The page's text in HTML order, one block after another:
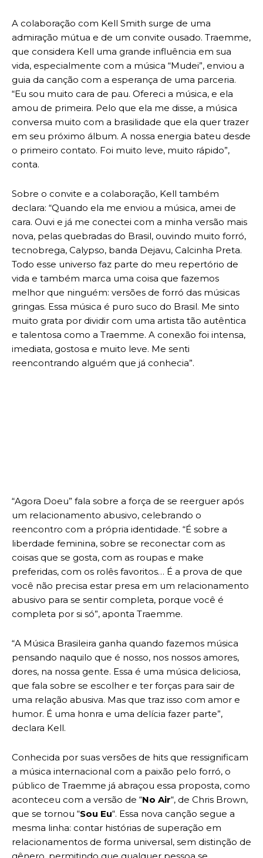
A colaboração com Kell Smith surge de uma
admiração mútua e de um convite ousado. Traemme,
que considera Kell uma grande influência em sua
vida, especialmente com a música “Mudei”, enviou a
guia da canção com a esperança de uma parceria.
“Eu sou muito cara de pau. Ofereci a música, e ela
amou de primeira. Pelo que ela me disse, a música
conversa muito com a brasilidade que ela quer trazer
em seu próximo álbum. A nossa energia bateu desde
o primeiro contato. Foi muito leve, muito rápido”,
conta.
Sobre o convite e a colaboração, Kell também
declara: “Quando ela me enviou a música, amei de
cara. Ouvi e já me conectei com a minha versão mais
nova, pelas quebradas do Brasil, ouvindo muito forró,
tecnobrega, Calypso, banda Dejavu, Calcinha Preta.
Todo esse universo faz parte do meu repertório de
vida e também marca uma coisa que fazemos
melhor que ninguém: versões de forró das músicas
gringas. Essa música é puro suco do Brasil. Me sinto
muito grata por dividir com uma artista tão autêntica
e talentosa como a Traemme. A conexão foi intensa,
imediata, gostosa e muito leve. Me senti
reencontrando alguém que já conhecia”.
“Agora Doeu” fala sobre a força de se reerguer após
um relacionamento abusivo, celebrando o
reencontro com a própria identidade. “É sobre a
liberdade feminina, sobre se reconectar com as
coisas que se gosta, com as roupas e make
preferidas, com os rolês favoritos… É a prova de que
você não precisa estar presa em um relacionamento
abusivo para se sentir completa, porque você é
completa por si só”, aponta Traemme.
“A Música Brasileira ganha quando fazemos música
pensando naquilo que é nosso, nos nossos amores,
dores, na nossa gente. Essa é uma música deliciosa,
que fala sobre se escolher e ter forças para sair de
uma relação abusiva. Mas que traz isso com amor e
humor. É uma honra e uma delícia fazer parte”,
declara Kell.
Conhecida por suas versões de hits que ressignificam
a música internacional com a paixão pelo forró, o
público de Traemme já abraçou essa proposta, como
aconteceu com a versão de “No Air“, de Chris Brown,
que se tornou “Sou Eu“. Essa nova canção segue a
mesma linha: contar histórias de superação em
relacionamentos de forma universal, sem distinção de